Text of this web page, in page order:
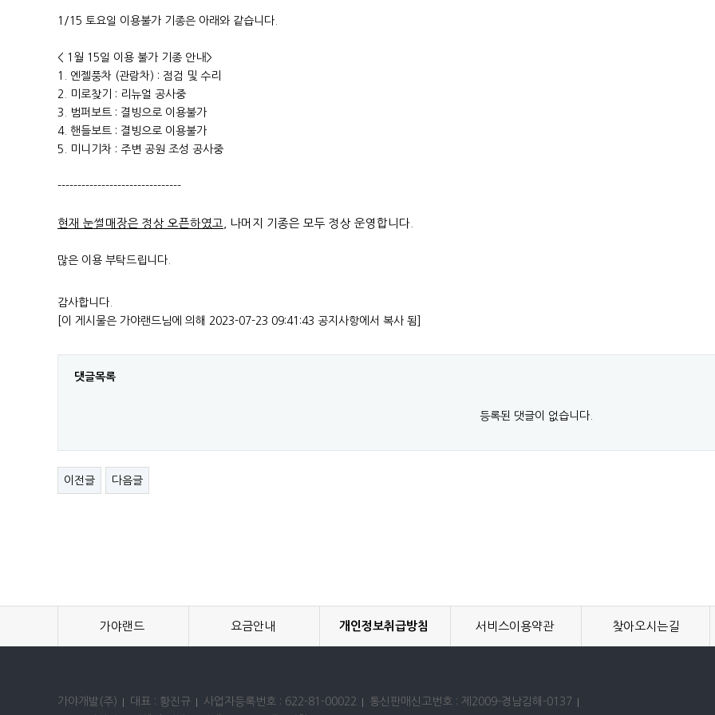
1/15 토요일 이용불가 기종은 아래와 같습니다.
< 1월 15일 이용 불가 기종 안내>
1. 엔젤풍차 (관람차) : 점검 및 수리
2. 미로찾기 : 리뉴얼 공사중
3. 범퍼보트 : 결빙으로 이용불가
4. 핸들보트 : 결빙으로 이용불가
5. 미니기차 : 주변 공원 조성 공사중
-------------------------------
현재 눈썰매장은 정상 오픈하였고 , 나머지 기종은 모두 정상 운영합니다.
많은 이용 부탁드립니다.
감사합니다.
[이 게시물은 가야랜드님에 의해 2023-07-23 09:41:43 공지사항에서 복사 됨]
댓글목록
등록된 댓글이 없습니다.
이전글 다음글
가야랜드 요금안내 개인정보취급방침 서비스이용약관 찾아오시는길
가야개발(주) 대표 : 황진규 사업자등록번호 : 622-81-00022
통신판매신고번호 : 제2009-경남김해-0137